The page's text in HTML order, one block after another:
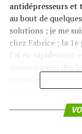
antidépresseurs
au bout de
solutions ; je me
chez Fabrice ; la
j’ai eu rapidement
personne serait
Puis ensuite
longue discussion,
m’annonce qu il